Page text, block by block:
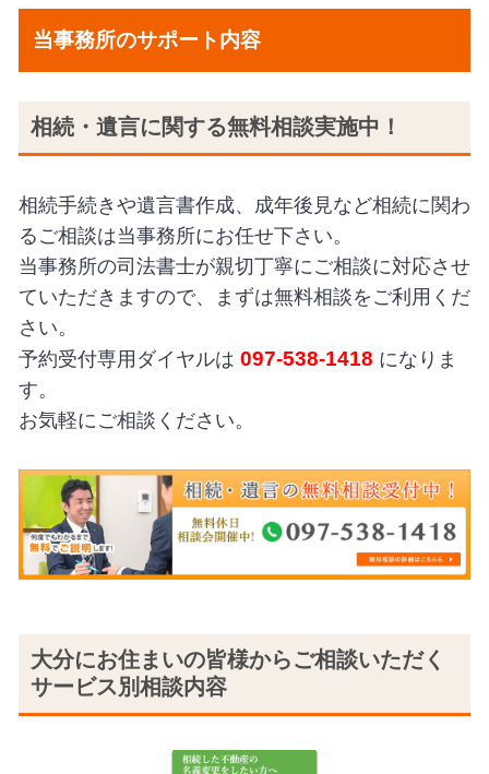
当事務所のサポート内容
相続・遺言に関する無料相談実施中！
相続手続きや遺言書作成、成年後見など相続に関わ
るご相談は当事務所にお任せ下さい。
当事務所の司法書士が親切丁寧にご相談に対応させ
ていただきますので、まずは無料相談をご利用くだ
さい。
予約受付専用ダイヤルは 097-538-1418 になりま
す。
お気軽にご相談ください。
大分にお住まいの皆様からご相談いただく
サービス別相談内容